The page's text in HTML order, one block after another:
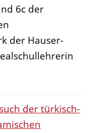
6c der
der Hauser-
der türkisch-